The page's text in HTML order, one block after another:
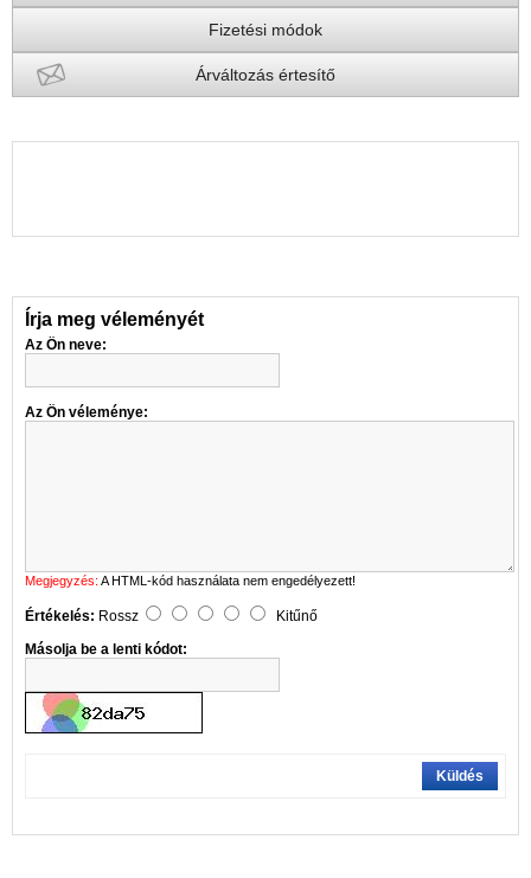
Fizetési módok
Árváltozás értesítő
Írja meg véleményét
Az Ön neve:
Az Ön véleménye:
Megjegyzés: A HTML-kód használata nem engedélyezett!
Értékelés: Rossz
Kitűnő
Másolja be a lenti kódot:
Küldés